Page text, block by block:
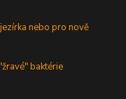
nebo pro nově
baktérie